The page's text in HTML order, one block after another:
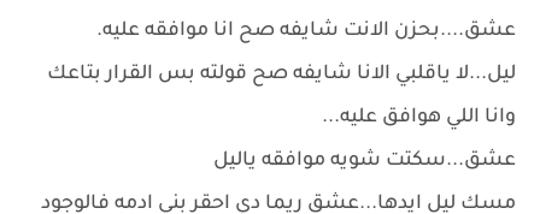
عشق....بحزن الانت شايفه صح انا موافقه عليه.
ليل...لا ياقلبي الانا شايفه صح قولته بس القرار بتاعك
وانا اللي هوافق عليه...
عشق...سكتت شويه موافقه ياليل
مسك ليل ايدها...عشق ريما دي احقر بني ادمه فالوجود